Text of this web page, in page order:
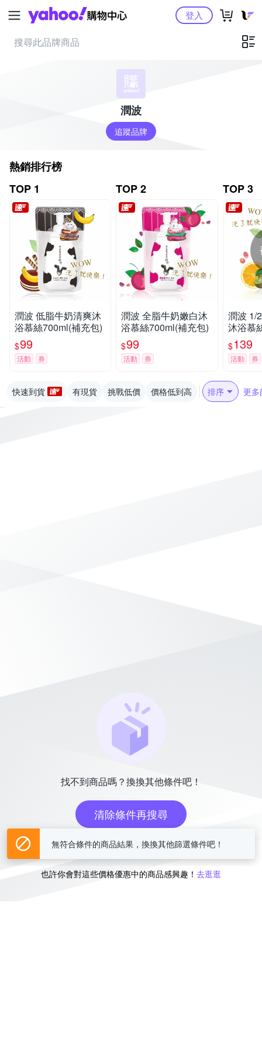
Yahoo購物中心登入
潤波
追蹤品牌
熱銷排行榜
TOP 1
潤波 低脂牛奶清爽沐
浴慕絲700ml(補充包)
$99
活動 券
TOP 2
潤波 全脂牛奶嫩白沐
浴慕絲700ml(補充包)
$99
活動 券
TOP 3
潤波 1/
沐浴慕
$139
活動 券
快速到貨 有現貨 挑戰低價 價格低到高 排序 更多
找不到商品嗎？換換其他條件吧！
清除條件再搜尋
或
也許你會對這些價格優惠中的商品感興趣！ 去逛逛
無符合條件的商品結果，換換其他篩選條件吧！